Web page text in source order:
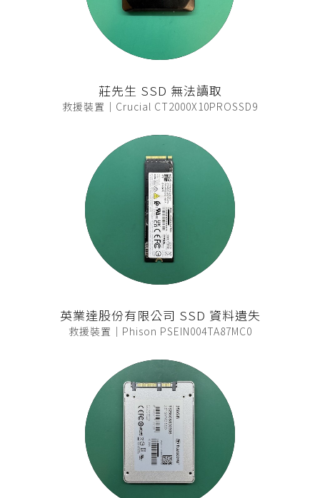
莊先生 SSD 無法讀取
救援裝置｜Crucial CT2000X10PROSSD9
英業達股份有限公司 SSD 資料遺失
救援裝置｜Phison PSEIN004TA87MC0